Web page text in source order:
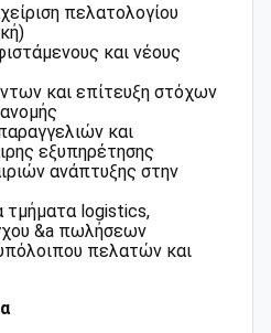
πελατολογίου
και νέους
και επίτευξη στόχων
και
εξυπηρέτησης
ανάπτυξης στην
τμήματα logistics,
&a πωλήσεων
πελατών και